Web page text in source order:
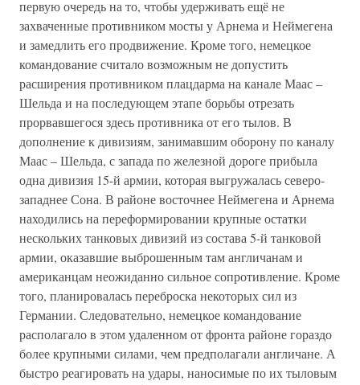
первую очередь на то, чтобы удерживать ещё не
захваченные противником мосты у Арнема и Неймегена
и замедлить его продвижение. Кроме того, немецкое
командование считало возможным не допустить
расширения противником плацдарма на канале Маас –
Шельда и на последующем этапе борьбы отрезать
прорвавшегося здесь противника от его тылов. В
дополнение к дивизиям, занимавшим оборону по каналу
Маас – Шельда, с запада по железной дороге прибыла
одна дивизия 15-й армии, которая выгружалась северо-
западнее Сона. В районе восточнее Неймегена и Арнема
находились на переформировании крупные остатки
нескольких танковых дивизий из состава 5-й танковой
армии, оказавшие выброшенным там англичанам и
американцам неожиданно сильное сопротивление. Кроме
того, планировалась переброска некоторых сил из
Германии. Следовательно, немецкое командование
располагало в этом удаленном от фронта районе гораздо
более крупными силами, чем предполагали англичане. А
быстро реагировать на удары, наносимые по их тыловым